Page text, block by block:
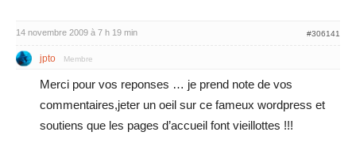
14 novembre 2009 à 7 h 19 min #306141
jpto Membre
Merci pour vos reponses … je prend note de vos
commentaires,jeter un oeil sur ce fameux wordpress et
soutiens que les pages d’accueil font vieillottes !!!